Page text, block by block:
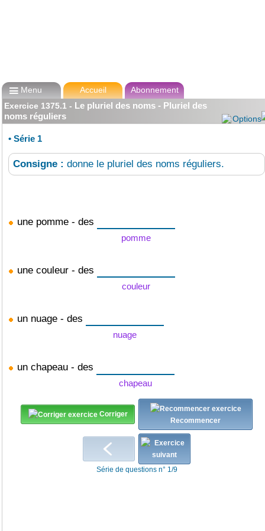
Menu Accueil
Abonnement
Exercice 1375.1 - Le pluriel des noms - Pluriel des
noms réguliers
Options
• Série 1
Consigne : donne le pluriel des noms réguliers.
une pomme - des
pomme
une couleur - des
couleur
un nuage - des
nuage
un chapeau - des
chapeau
Corriger
Recommencer
Série de questions n° 1/9